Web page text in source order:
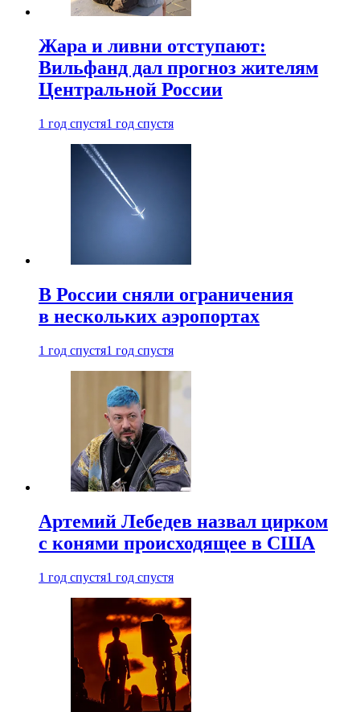
Жара и ливни отступают:
Вильфанд дал прогноз жителям
Центральной России
1 год спустя1 год спустя
В России сняли ограничения
в нескольких аэропортах
1 год спустя1 год спустя
Артемий Лебедев назвал цирком
с конями происходящее в США
1 год спустя1 год спустя